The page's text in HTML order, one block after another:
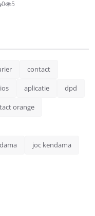
0 5
contact
ios aplicatie dpd
orange
joc kendama